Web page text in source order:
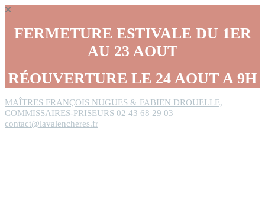
FERMETURE ESTIVALE DU 1ER
AU 23 AOUT
RÉOUVERTURE LE 24 AOUT A 9H
MAÎTRES FRANÇOIS NUGUES & FABIEN DROUELLE,
COMMISSAIRES-PRISEURS 02 43 68 29 03
contact@lavalencheres.fr
Panneau de gestion des cookies